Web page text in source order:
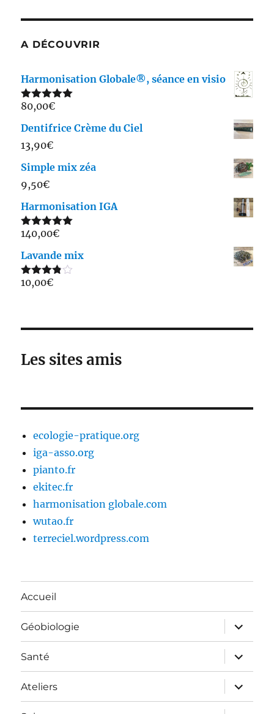
A DÉCOUVRIR
Harmonisation Globale®, séance en visio
Note5.00
80,00€
Dentifrice Crème du Ciel
13,90€
Simple mix zéa
9,50€
Harmonisation IGA
Note5.00
140,00€
Lavande mix
Note
10,00€
Les sites amis
ecologie-pratique.org
iga-asso.org
pianto.fr
ekitec.fr
harmonisation globale.com
wutao.fr
terreciel.wordpress.com
Accueil
Géobiologie
ouvrir
le
sous-
menu
Santé
ouvrir
le
sous-
menu
Ateliers
ouvrir
le
sous-